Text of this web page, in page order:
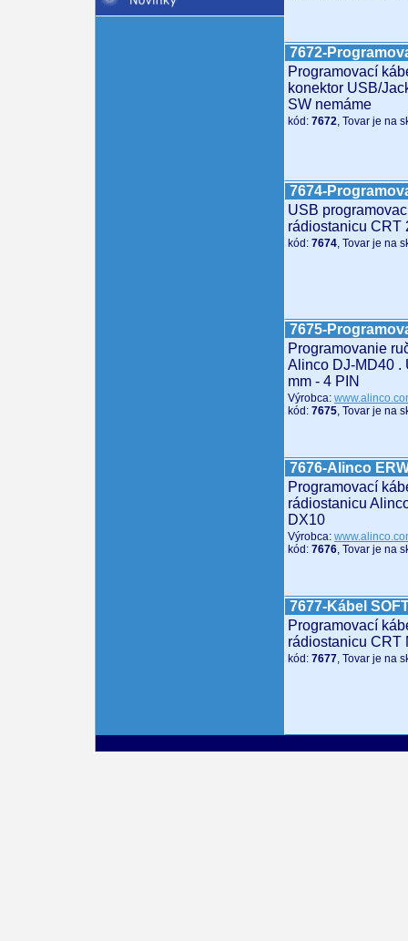
7672-
Programovací
konektor USB/
SW nemáme
kód: 7672, Tovar je na
7674-
USB
rádiostanicu CRT
kód: 7674, Tovar je na
7675-
Programovanie
Alinco DJ-MD40 .
mm - 4 PIN
Výrobca:
kód: 7675, Tovar je na
7676-Alinco
Programovací
rádiostanicu
DX10
Výrobca:
kód: 7676, Tovar je na
7677-Kábel
Programovací
rádiostanicu CRT
kód: 7677, Tovar je na